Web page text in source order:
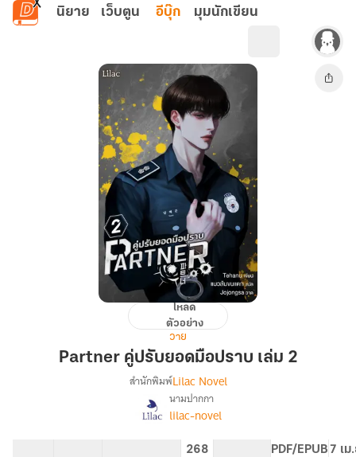
ข้ามไปยังเนื้อหาหลัก
นิยาย เว็บตูน อีบุ๊ก มุมนักเขียน
Partner
ปรับ
โหลด
ตัวอย่าง
วาย
Partner คู่ปรับยอดมือปราบ เล่ม 2
เรื่อง Partner
[นิยาย
แปล]
สำนักพิมพ์Lilac Novel
นามปากกา
lilac-novel
268 PDF/EPUB 7 เ